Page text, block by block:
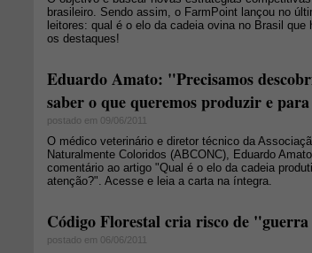
brasileiro. Sendo assim, o FarmPoint lançou no
leitores: qual é o elo da cadeia ovina no Brasil
os destaques!
Eduardo Amato: "Precisamos
saber o que queremos produzir e
postado em 09/06/2011
O médico veterinário e diretor técnico da
Naturalmente Coloridos (ABCONC), Eduardo
comentário ao artigo "Qual é o elo da cadeia
atenção?". Acesse e leia a carta na íntegra.
Código Florestal cria risco de
postado em 06/06/2011